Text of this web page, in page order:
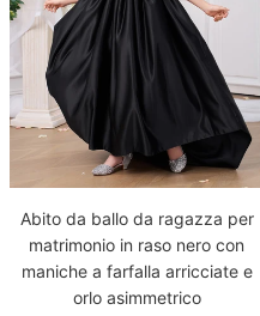
Abito da ballo da ragazza per
matrimonio in raso nero con
maniche a farfalla arricciate e
orlo asimmetrico